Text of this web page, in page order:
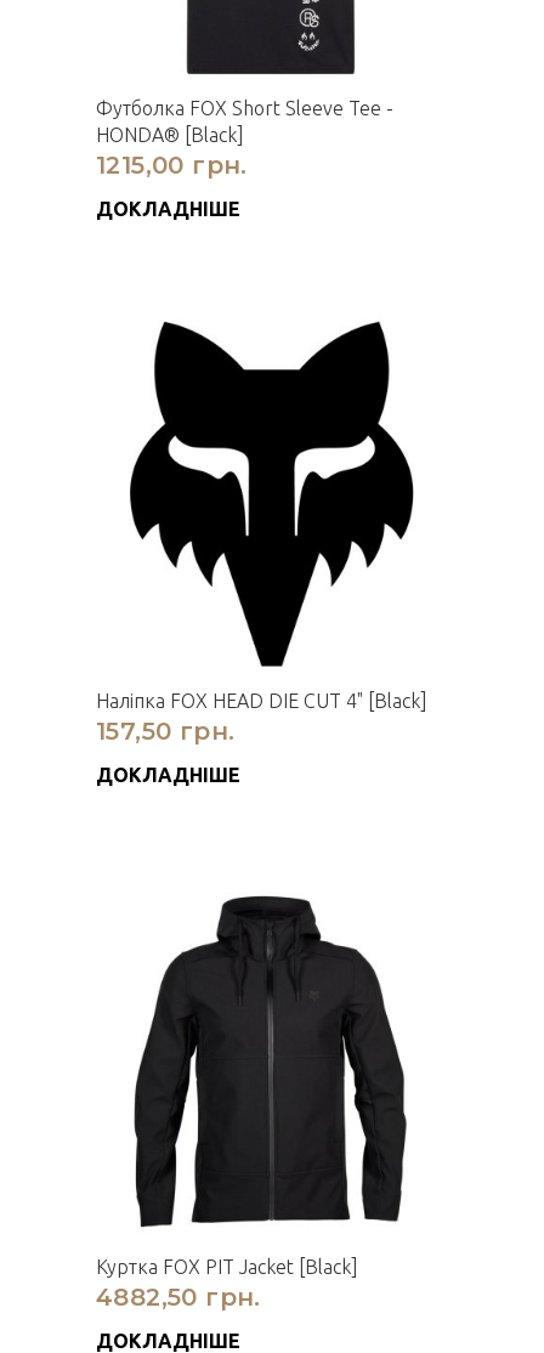
Футболка FOX Short Sleeve Tee -
HONDA® [Black]
1215,00 грн.
ДОКЛАДНІШЕ
Наліпка FOX HEAD DIE CUT 4" [Black]
157,50 грн.
ДОКЛАДНІШЕ
Куртка FOX PIT Jacket [Black]
4882,50 грн.
ДОКЛАДНІШЕ